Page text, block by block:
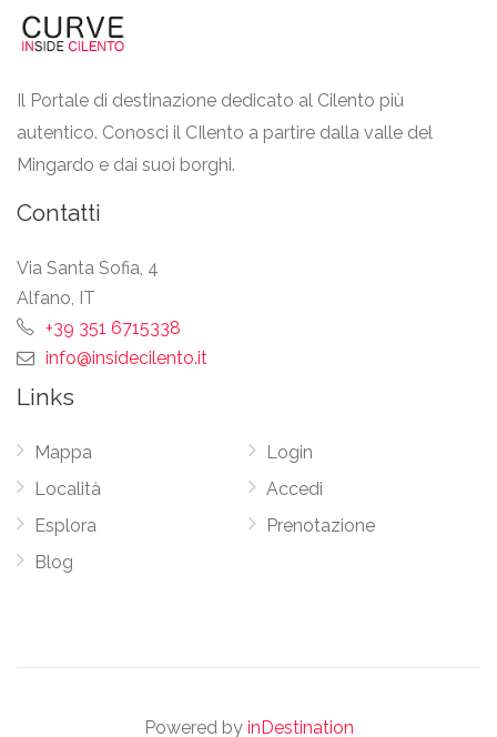
Il Portale di destinazione dedicato al Cilento più
autentico. Conosci il CIlento a partire dalla valle del
Mingardo e dai suoi borghi.
Contatti
Via Santa Sofia, 4
Alfano, IT
+39 351 6715338
info@insidecilento.it
Links
Mappa
Località
Esplora
Blog
Login
Accedi
Prenotazione
Powered by inDestination